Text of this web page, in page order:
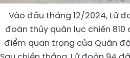
Vào đầu tháng 12/2024, Lữ
đoàn thủy quân lục chiến 810
điểm quan trọng của Quân